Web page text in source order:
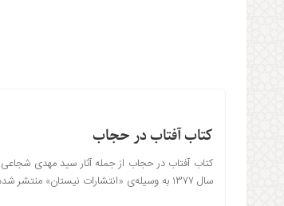
کتاب آفتاب در حجاب
کتاب آفتاب در حجاب از جمله آثار سید مهدی
سال ۱۳۷۷ به وسیله‌ی «انتشارات نیستان» منتشر شده است.